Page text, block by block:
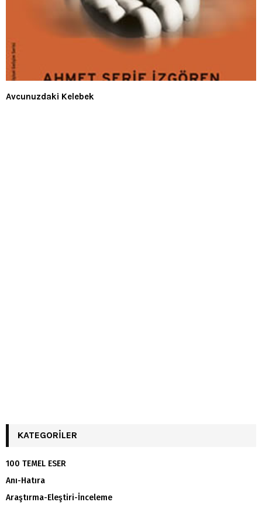
Avcunuzdaki Kelebek
KATEGORILER
100 TEMEL ESER
Anı-Hatıra
Araştırma-Eleştiri-İnceleme